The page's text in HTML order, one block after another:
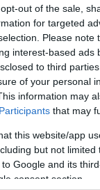
out of the sale,
for targeted
Please
interest-based ads
to third
of your personal
information may
that may
this website/app
but not
Google and its
consent section.
ahhoz
ennek építését
kivitelezte. Az
a nevét. A
helyén.
út építése